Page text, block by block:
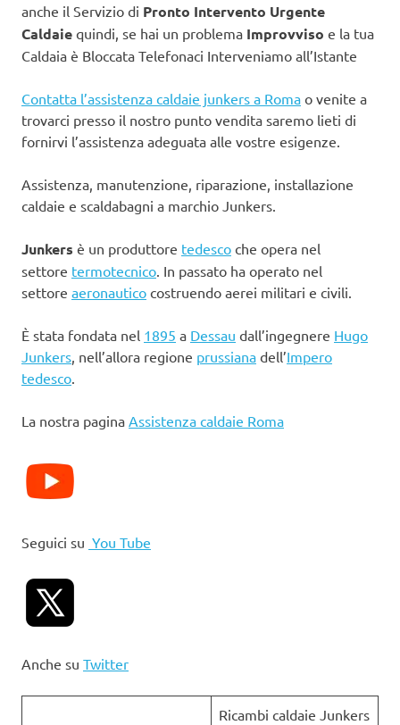
anche il Servizio di Pronto Intervento Urgente
Caldaie quindi, se hai un problema Improvviso e la tua
Caldaia è Bloccata Telefonaci Interveniamo all’Istante
Contatta l’assistenza caldaie junkers a Roma o venite a
trovarci presso il nostro punto vendita saremo lieti di
fornirvi l’assistenza adeguata alle vostre esigenze.
Assistenza, manutenzione, riparazione, installazione
caldaie e scaldabagni a marchio Junkers.
Junkers è un produttore tedesco che opera nel
settore termotecnico . In passato ha operato nel
settore aeronautico costruendo aerei militari e civili.
È stata fondata nel 1895 a Dessau dall’ingegnere Hugo
Junkers , nell’allora regione prussiana dell’Impero
tedesco
La nostra pagina Assistenza caldaie Roma
Seguici su You Tube
Anche su Twitter
Ricambi caldaie Junkers